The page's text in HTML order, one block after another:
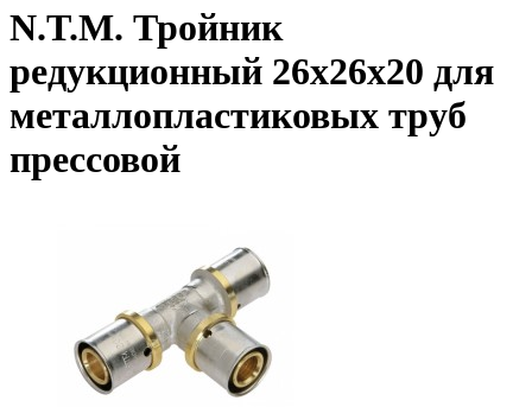
N.T.M. Тройник
редукционный 26x26x20 для
металлопластиковых труб
прессовой